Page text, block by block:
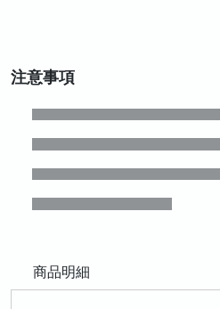
注意事項
商品明細